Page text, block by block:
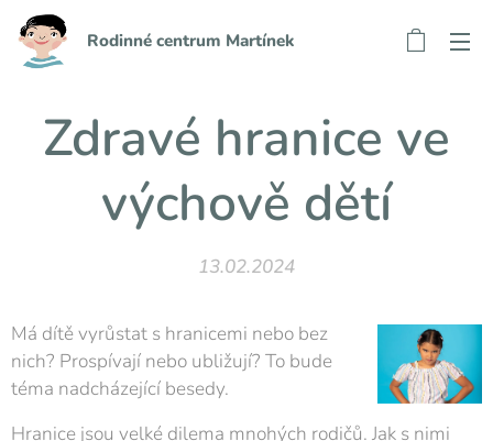
Rodinné centrum Martínek
Zdravé hranice ve
výchově dětí
13.02.2024
Má dítě vyrůstat s hranicemi nebo bez
nich? Prospívají nebo ubližují? To bude
téma nadcházející besedy.
Hranice jsou velké dilema mnohých rodičů. Jak s nimi